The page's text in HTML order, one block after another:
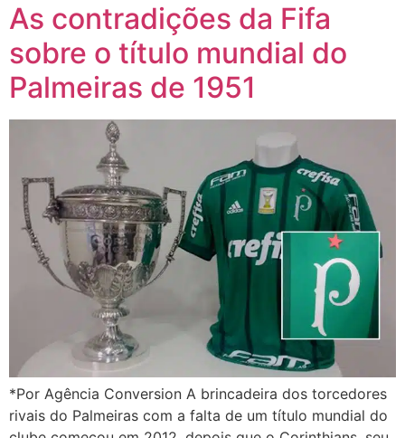
As contradições da Fifa
sobre o título mundial do
Palmeiras de 1951
*Por Agência Conversion A brincadeira dos torcedores
rivais do Palmeiras com a falta de um título mundial do